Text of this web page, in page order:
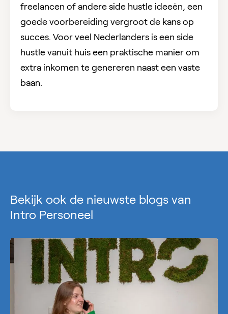
freelancen of andere side hustle ideeën, een
goede voorbereiding vergroot de kans op
succes. Voor veel Nederlanders is een side
hustle vanuit huis een praktische manier om
extra inkomen te genereren naast een vaste
baan.
Bekijk ook de nieuwste blogs van
Intro Personeel